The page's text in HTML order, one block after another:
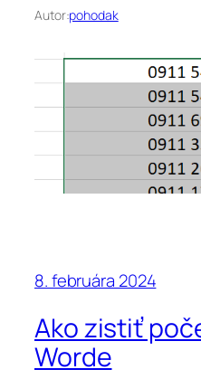
Autor:pohodak
8. februára 2024
Ako zistiť
Worde